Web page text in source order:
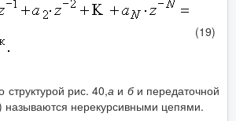
(19)
структурой рис. 40,а и би передаточной
называются нерекурсивными цепями.